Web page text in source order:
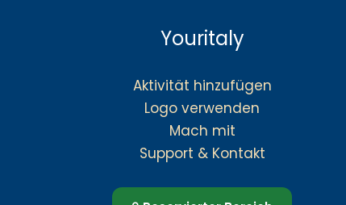
Youritaly
Aktivität hinzufügen
Logo verwenden
Mach mit
Support & Kontakt